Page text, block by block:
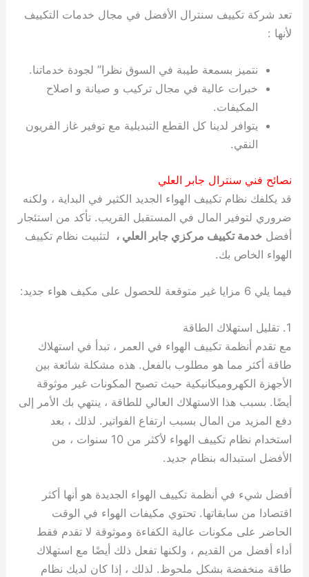
تعد شركة تكييف سنترال الأفضل في مجال خدمات التكييف
لأنها :
نتميز بسمعة طيبة في السوق نظرا” لجودة خدماتنا.
خبرات عالية في مجال تركيب و صيانة و اصلاح
المكيفات.
يتوافر لدينا كل القطع التبديلية مع توفير غاز الفريون
النقي.
نصائح فني سنترال جابر العلي
قد يكلفك نظام تكييف الهواء الجديد الكثير في البداية ، ولكنه
ضروري لتوفير المال في المستقبل القريب. تأكد من استئجار
أفضلخدمة تكييف مركزي جابر العلي ، لتثبيت نظام تكييف
الهواء الخاص بك.
فيما يلي 6 مزايا غير متوقعة للحصول على مكيف هواء جديد:
1. تقليل استهلاك الطاقة
مع تقدم أنظمة تكييف الهواء في العمر ، تبدأ في استهلاك
طاقة أكثر مما هو مطلوب بالفعل. هذه مشكلة شائعة بين
الأجهزة الكهروميكانيكية حيث تصبح المكونات غير موثوقة
أيضًا. بسبب هذا الاستهلاك العالي للطاقة ، ينتهي بك الأمر إلى
دفع المزيد من المال بسبب ارتفاع الفواتير. لذلك ، بعد
استخدام نظام تكييف الهواء لأكثر من 10 سنوات ، من
الأفضل استبداله بنظام جديد.
أفضل شيء في أنظمة تكييف الهواء الجديدة هو أنها أكثر
اقتصادا من سابقاتها. تحتوي مكيفات الهواء في الوقت
الحاضر على مكونات عالية الكفاءة وموثوقة لا تقدم فقط
أداء أفضل من القديم ، ولكنها تفعل ذلك أيضًا مع استهلاك
طاقة منخفضة بشكل ملحوظ. لذلك ، إذا كان لديك نظام